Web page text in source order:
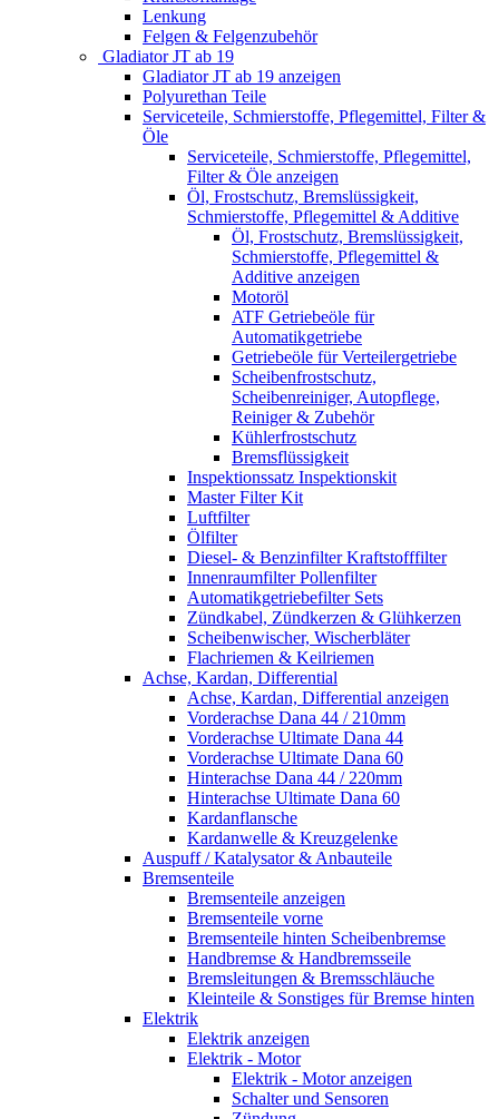
Lenkung
Felgen & Felgenzubehör
Gladiator JT ab 19
Gladiator JT ab 19 anzeigen
Polyurethan Teile
Serviceteile, Schmierstoffe, Pflegemittel, Filter &
Öle
Serviceteile, Schmierstoffe, Pflegemittel,
Filter & Öle anzeigen
Öl, Frostschutz, Bremslüssigkeit,
Schmierstoffe, Pflegemittel & Additive
Öl, Frostschutz, Bremslüssigkeit,
Schmierstoffe, Pflegemittel &
Additive anzeigen
Motoröl
ATF Getriebeöle für
Automatikgetriebe
Getriebeöle für Verteilergetriebe
Scheibenfrostschutz,
Scheibenreiniger, Autopflege,
Reiniger & Zubehör
Kühlerfrostschutz
Bremsflüssigkeit
Inspektionssatz Inspektionskit
Master Filter Kit
Luftfilter
Ölfilter
Diesel- & Benzinfilter Kraftstofffilter
Innenraumfilter Pollenfilter
Automatikgetriebefilter Sets
Zündkabel, Zündkerzen & Glühkerzen
Scheibenwischer, Wischerbläter
Flachriemen & Keilriemen
Achse, Kardan, Differential
Achse, Kardan, Differential anzeigen
Vorderachse Dana 44 / 210mm
Vorderachse Ultimate Dana 44
Vorderachse Ultimate Dana 60
Hinterachse Dana 44 / 220mm
Hinterachse Ultimate Dana 60
Kardanflansche
Kardanwelle & Kreuzgelenke
Auspuff / Katalysator & Anbauteile
Bremsenteile
Bremsenteile anzeigen
Bremsenteile vorne
Bremsenteile hinten Scheibenbremse
Handbremse & Handbremsseile
Bremsleitungen & Bremsschläuche
Kleinteile & Sonstiges für Bremse hinten
Elektrik
Elektrik anzeigen
Elektrik - Motor
Elektrik - Motor anzeigen
Schalter und Sensoren